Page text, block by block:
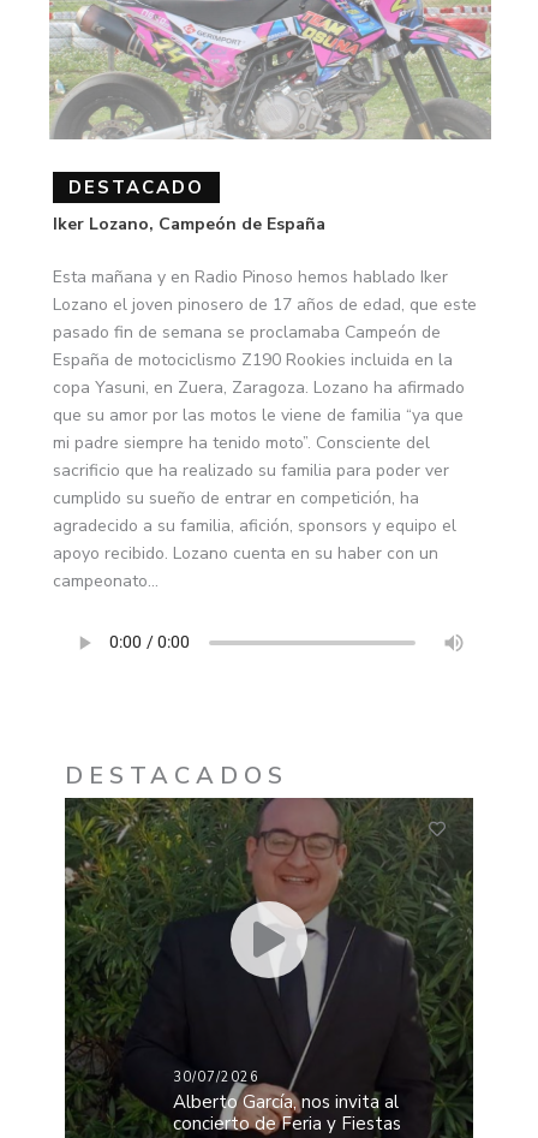
DESTACADO
Iker Lozano, Campeón de España
Esta mañana y en Radio Pinoso hemos hablado Iker
Lozano el joven pinosero de 17 años de edad, que este
pasado fin de semana se proclamaba Campeón de
España de motociclismo Z190 Rookies incluida en la
copa Yasuni, en Zuera, Zaragoza. Lozano ha afirmado
que su amor por las motos le viene de familia “ya que
mi padre siempre ha tenido moto”. Consciente del
sacrificio que ha realizado su familia para poder ver
cumplido su sueño de entrar en competición, ha
agradecido a su familia, afición, sponsors y equipo el
apoyo recibido. Lozano cuenta en su haber con un
campeonato…
DESTACADOS
30/07/2026
Alberto García, nos invita al
concierto de Feria y Fiestas